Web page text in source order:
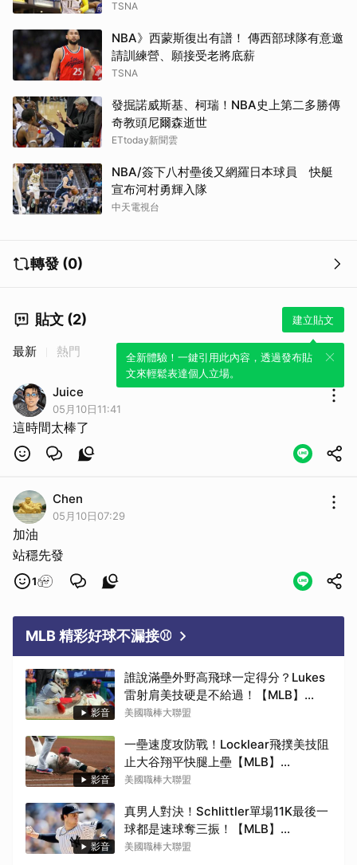
TSNA
NBA》西蒙斯復出有譜！ 傳西部球隊有意邀
請訓練營、願接受老將底薪
TSNA
發掘諾威斯基、柯瑞！NBA史上第二多勝傳
奇教頭尼爾森逝世
ETtoday新聞雲
NBA/簽下八村壘後又網羅日本球員 快艇
宣布河村勇輝入隊
中天電視台
轉發 (0)
貼文 (2) 建立貼文
全新體驗！一鍵引用此內容，透過發布貼
文來輕鬆表達個人立場。
最新 熱門
Juice
05月10日11:41
這時間太棒了
Chen
05月10日07:29
加油
站穩先發
1
MLB 精彩好球不漏接⚾
影音
誰說滿壘外野高飛球一定得分？Lukes
雷射肩美技硬是不給過！【MLB】
2026.08.10
美國職棒大聯盟
影音
一壘速度攻防戰！Locklear飛撲美技阻
止大谷翔平快腿上壘【MLB】
2026.08.10
美國職棒大聯盟
影音
真男人對決！Schlittler單場11K最後一
球都是速球奪三振！【MLB】
2026.08.10
美國職棒大聯盟